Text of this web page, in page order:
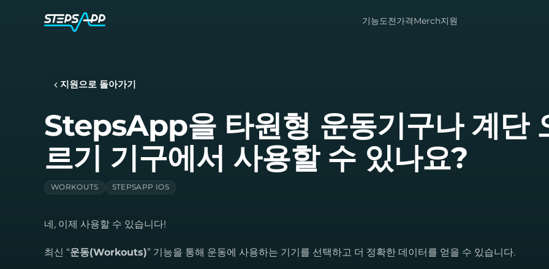
기능도전가격Merch지원
지원으로 돌아가기
StepsApp을 타원형 운동기구나 계단
르기 기구에서 사용할 수 있나요?
WORKOUTS STEPSAPP IOS
네, 이제 사용할 수 있습니다!
최신 “운동(Workouts)” 기능을 통해 운동에 사용하는 기기를 선택하고 더 정확한 데이터를 얻을 수 있습니다.